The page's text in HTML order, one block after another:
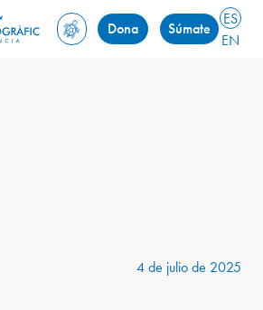
Dona Súmate
ES
EN
4 de julio de 2025